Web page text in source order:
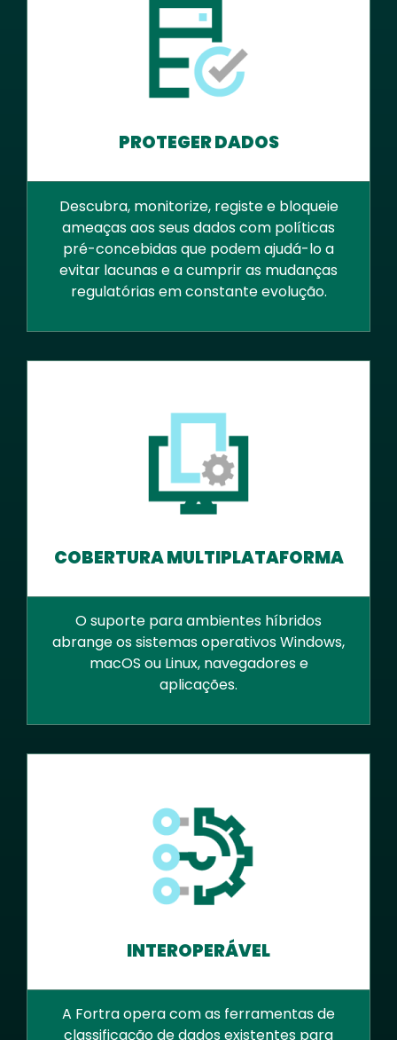
PROTEGER DADOS
Descubra, monitorize, registe e bloqueie
ameaças aos seus dados com políticas
pré-concebidas que podem ajudá-lo a
evitar lacunas e a cumprir as mudanças
regulatórias em constante evolução.
COBERTURA MULTIPLATAFORMA
O suporte para ambientes híbridos
abrange os sistemas operativos Windows,
macOS ou Linux, navegadores e
aplicações.
INTEROPERÁVEL
A Fortra opera com as ferramentas de
classificação de dados existentes para